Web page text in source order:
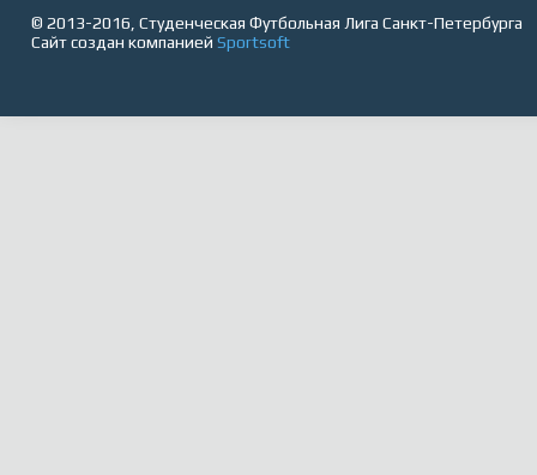
© 2013-2016, Студенческая Футбольная Лига Санкт-Петербурга
Сайт создан компанией Sportsoft